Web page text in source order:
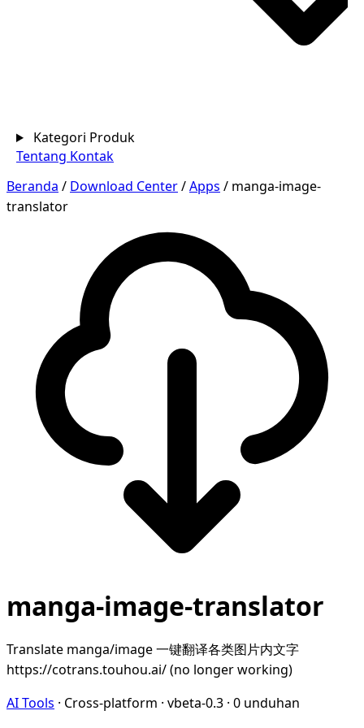
Kategori Produk
Tentang Kontak
Beranda / Download Center/Apps / manga-image-
translator
manga-image-translator
Translate manga/image 一键翻译各类图片内文字
https://cotrans.touhou.ai/ (no longer working)
AI Tools · Cross-platform · vbeta-0.3 · 0 unduhan